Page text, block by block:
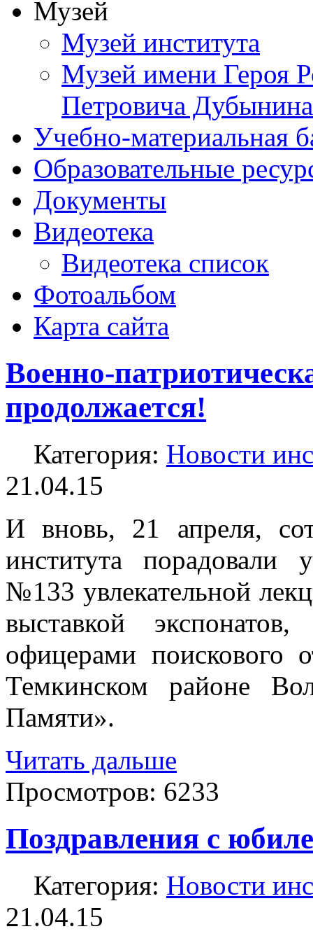
Музей
Музей института
Музей имени Героя
Петровича Дубынина
Учебно-материальная
Образовательные
Документы
Видеотека
Видеотека список
Фотоальбом
Карта сайта
Военно-
продолжается!
Категория: Новости
21.04.15
И вновь, 21 апреля,
института
№133 увлекательной
выставкой
офицерами поискового
Темкинском районе
Памяти».
Читать дальше
Просмотров: 6233
Поздравления с
Категория: Новости
21.04.15